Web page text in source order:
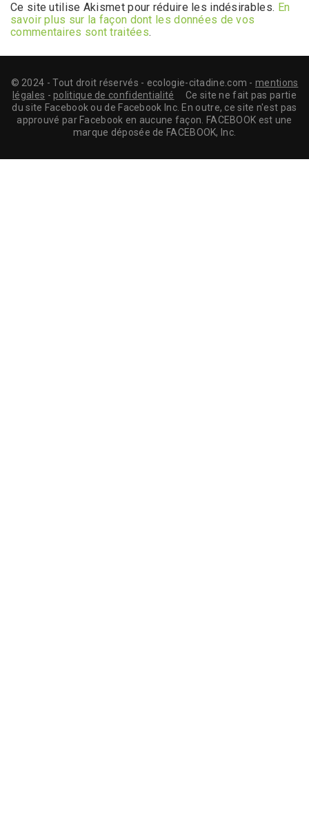
Ce site utilise Akismet pour réduire les indésirables. En
savoir plus sur la façon dont les données de vos
commentaires sont traitées.
© 2024 - Tout droit réservés - ecologie-citadine.com -mentions
légales -politique de confidentialité Ce site ne fait pas partie
du site Facebook ou de Facebook Inc. En outre, ce site n'est pas
approuvé par Facebook en aucune façon. FACEBOOK est une
marque déposée de FACEBOOK, Inc.